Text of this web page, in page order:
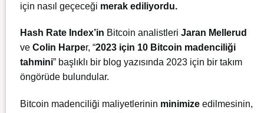
için nasıl geçeceği merak ediliyordu.
Hash Rate Index’in Bitcoin analistleri Jaran Mellerud
ve Colin Harper, “2023 için 10 Bitcoin madenciliği
tahmini” başlıklı bir blog yazısında 2023 için bir takım
öngörüde bulundular.
Bitcoin madenciliği maliyetlerinin minimize edilmesinin,